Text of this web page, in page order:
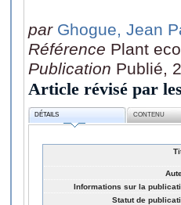
par Ghogue, Jean
Référence Plant
Publication Publié,
Article révisé par
DÉTAILS CONTENU
Informations sur la
Statut de